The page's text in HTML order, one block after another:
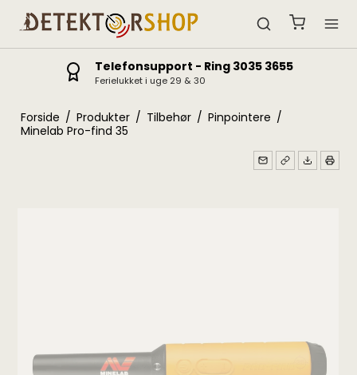
Fysisk butik
Ferielukket i uge 29 & 30
Forside / Produkter / Tilbehør / Pinpointere /
Minelab Pro-find 35